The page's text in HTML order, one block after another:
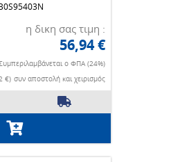
η δικη σας τιμη :
56,94 €
ο ΦΠΑ (24%)
€) συν αποστολή και χειρισμός